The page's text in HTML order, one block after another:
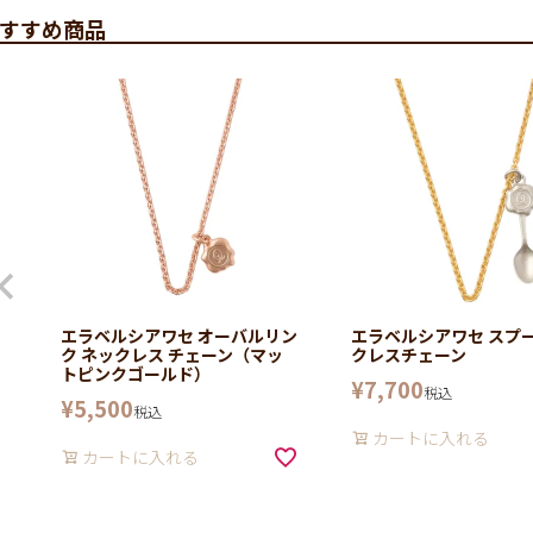
すめ商品
エラベルシアワセ オーバルリン
ク ネックレス チェーン（マッ
トピンクゴールド）
¥5,500税込
カートに入れる
エラベルシアワセ スプ
クレスチェーン
¥7,700税込
カートに入れる